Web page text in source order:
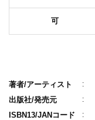
可
著者/アーティスト
出版社/発売元
ISBN13/JANコード